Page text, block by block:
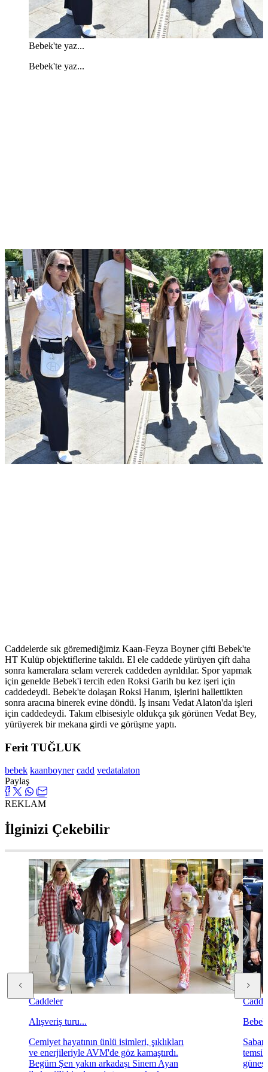
Bebek'te yaz...
Bebek'te yaz...
Caddelerde sık göremediğimiz Kaan-Feyza Boyner çifti Bebek'te
HT Kulüp objektiflerine takıldı. El ele caddede yürüyen çift daha
sonra kameralara selam vererek caddeden ayrıldılar. Spor yapmak
için genelde Bebek'i tercih eden Roksi Garih bu kez işeri için
caddedeydi. Bebek'te dolaşan Roksi Hanım, işlerini hallettikten
sonra aracına binerek evine döndü. İş insanı Vedat Alaton'da işleri
için caddedeydi. Takım elbisesiyle oldukça şık görünen Vedat Bey,
yürüyerek bir mekana girdi ve görüşme yaptı.
Ferit TUĞLUK
bebek kaanboyner cadd vedatalaton
Paylaş
REKLAM
İlginizi Çekebilir
Caddeler
Alışveriş turu...
Cemiyet hayatının ünlü isimleri, şıklıkları
ve enerjileriyle AVM'de göz kamaştırdı.
Begüm Şen yakın arkadaşı Sinem Ayan